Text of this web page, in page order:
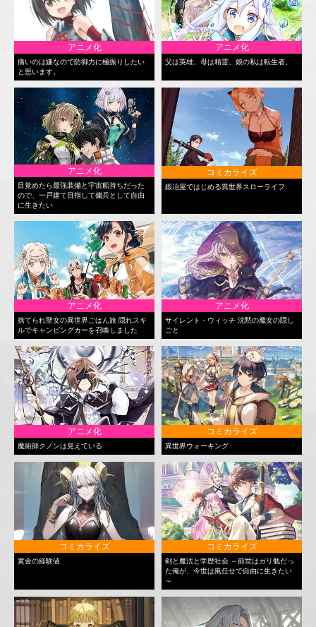
アニメ化
痛いのは嫌なので防御力に極振りしたい
と思います。
アニメ化
父は英雄、母は精霊、娘の私は転生者。
アニメ化
目覚めたら最強装備と宇宙船持ちだった
ので、一戸建て目指して傭兵として自由
に生きたい
コミカライズ
鍛冶屋ではじめる異世界スローライフ
アニメ化
捨てられ聖女の異世界ごはん旅 隠れスキ
ルでキャンピングカーを召喚しました
アニメ化
サイレント・ウィッチ 沈黙の魔女の隠し
ごと
アニメ化
魔術師クノンは見えている
コミカライズ
異世界ウォーキング
コミカライズ
黄金の経験値
コミカライズ
剣と魔法と学歴社会 ～前世はガリ勉だっ
た俺が、今世は風任せで自由に生きたい
～